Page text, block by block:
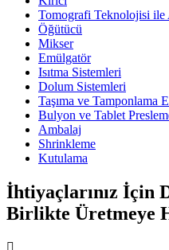
Tomografi Teknolojisi ile
Öğütücü
Mikser
Emülgatör
Isıtma Sistemleri
Dolum Sistemleri
Taşıma ve Tamponlama
Bulyon ve Tablet
Ambalaj
Shrinkleme
Kutulama
İhtiyaçlarınız İçin
Birlikte Üretmeye